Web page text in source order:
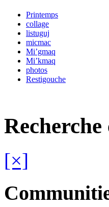
Printemps
collage
listuguj
micmac
Mi’gmaq
Mi’kmaq
photos
Restigouche
[×]